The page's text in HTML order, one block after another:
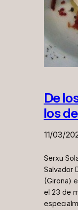
De
los
11/03/
Serxu
Salvador
(Girona)
el 23 de